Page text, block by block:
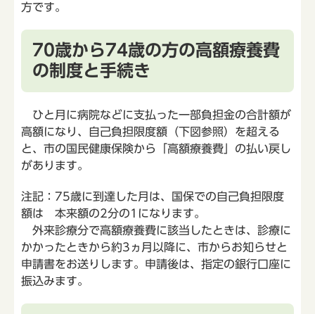
方です。
70歳から74歳の方の高額療養費
の制度と手続き
ひと月に病院などに支払った一部負担金の合計額が
高額になり、自己負担限度額（下図参照）を超える
と、市の国民健康保険から「高額療養費」の払い戻し
があります。
注記：75歳に到達した月は、国保での自己負担限度
額は 本来額の2分の1になります。
外来診療分で高額療養費に該当したときは、診療に
かかったときから約3ヵ月以降に、市からお知らせと
申請書をお送りします。申請後は、指定の銀行口座に
振込みます。